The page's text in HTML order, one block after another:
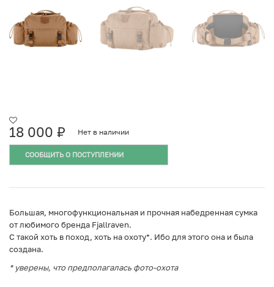
18 000 ₽ Нет в наличии
СООБЩИТЬ О ПОСТУПЛЕНИИ
Большая, многофункциональная и прочная набедренная сумка
от любимого бренда Fjallraven.
С такой хоть в поход, хоть на охоту*. Ибо для этого она и была
создана.
* уверены, что предполагалась фото-охота